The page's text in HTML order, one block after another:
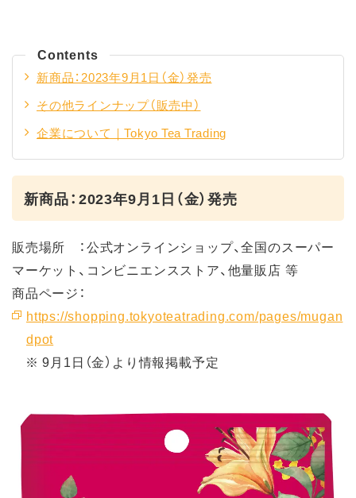
Contents
新商品：2023年9月1日（金）発売
その他ラインナップ（販売中）
企業について｜Tokyo Tea Trading
新商品：2023年9月1日（金）発売
販売場所 ：公式オンラインショップ、全国のスーパー
マーケット、コンビニエンスストア、他量販店 等
商品ページ：
https://shopping.tokyoteatrading.com/pages/mugan
dpot
※ 9月1日（金）より情報掲載予定